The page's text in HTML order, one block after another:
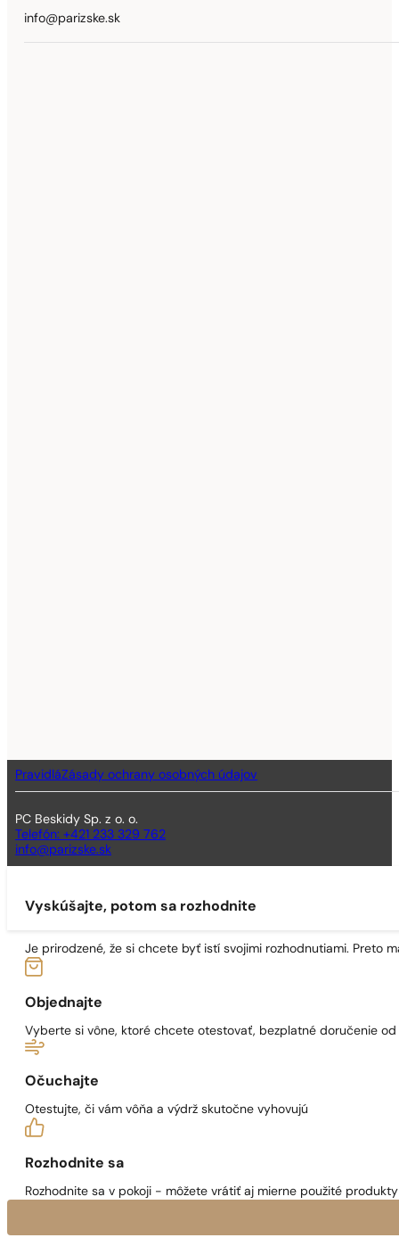
info@parizske.sk
PravidláZásady ochrany osobných údajov
PC Beskidy Sp. z o. o.
Telefón: +421 233 329 762
info@parizske.sk
Vyskúšajte, potom sa rozhodnite
Je prirodzené, že si chcete byť istí svojimi rozhodnutiami. Preto
Objednajte
Vyberte si vône, ktoré chcete otestovať, bezplatné doručenie
Očuchajte
Otestujte, či vám vôňa a výdrž skutočne vyhovujú
Rozhodnite sa
Rozhodnite sa v pokoji - môžete vrátiť aj mierne použité